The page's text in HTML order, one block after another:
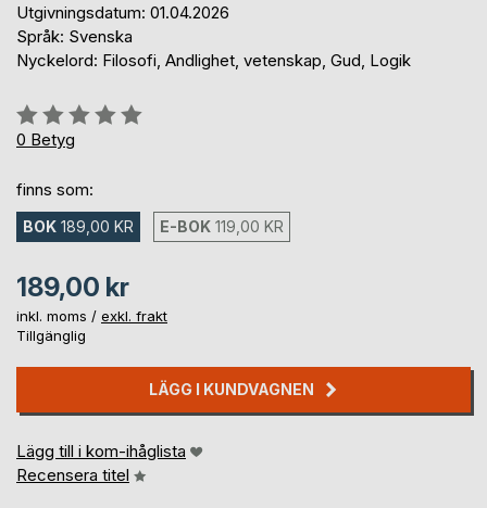
Utgivningsdatum: 01.04.2026
Språk: Svenska
Nyckelord: Filosofi, Andlighet, vetenskap, Gud, Logik
Betyg::
0%
0 Betyg
finns som:
BOK 189,00 KR E-BOK 119,00 KR
189,00 kr
inkl. moms / exkl. frakt
Tillgänglig
LÄGG I KUNDVAGNEN
Lägg till i kom-ihåglista
Recensera titel